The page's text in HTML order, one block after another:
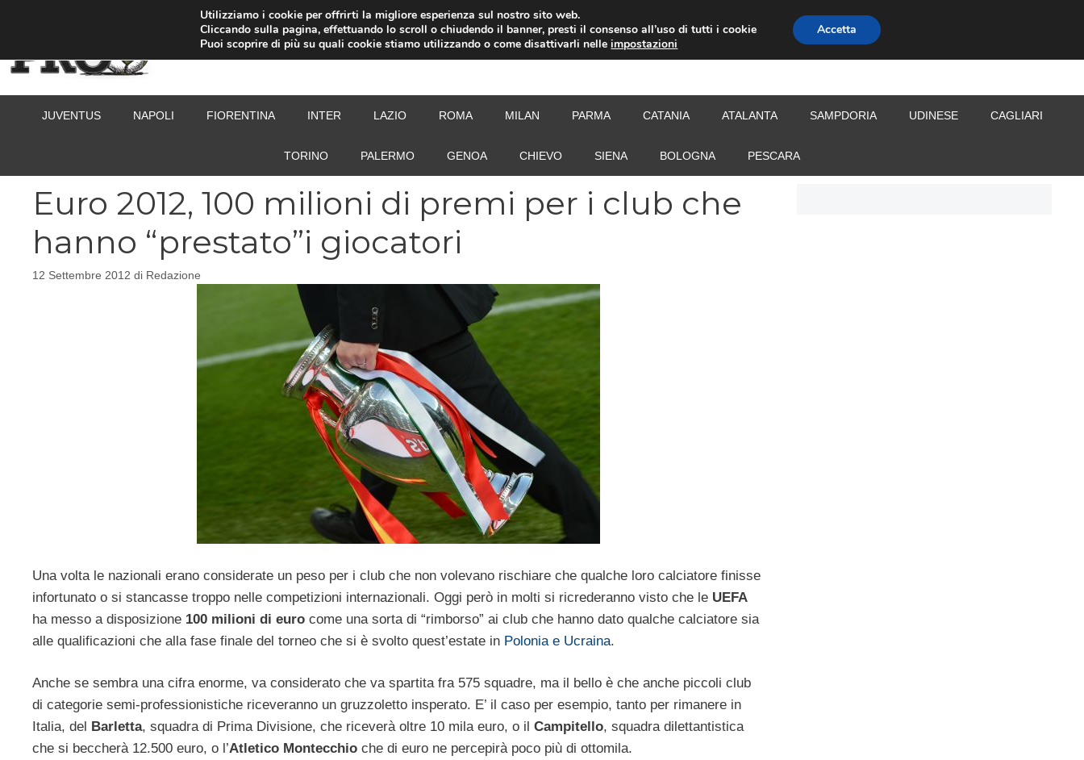
CALCIOMERCATO
JUVENTUS NAPOLI FIORENTINA INTER LAZIO ROMA MILAN PARMA CATANIA ATALANTA SAMPDORIA UDINESE CAGLIARI
TORINO PALERMO GENOA CHIEVO SIENA BOLOGNA PESCARA
Euro 2012, 100 milioni di premi per i club che
hanno “prestato”i giocatori
12 Settembre 2012 di Redazione
Una volta le nazionali erano considerate un peso per i club che non volevano rischiare che qualche loro calciatore finisse
infortunato o si stancasse troppo nelle competizioni internazionali. Oggi però in molti si ricrederanno visto che le UEFA
ha messo a disposizione 100 milioni di euro come una sorta di “rimborso” ai club che hanno dato qualche calciatore sia
alle qualificazioni che alla fase finale del torneo che si è svolto quest’estate in Polonia e Ucraina.
Anche se sembra una cifra enorme, va considerato che va spartita fra 575 squadre, ma il bello è che anche piccoli club
di categorie semi-professionistiche riceveranno un gruzzoletto insperato. E’ il caso per esempio, tanto per rimanere in
Italia, del
Barletta, squadra di Prima Divisione, che riceverà oltre 10 mila euro, o il Campitello, squadra dilettantistica
che si beccherà 12.500 euro, o l’Atletico Montecchio che di euro ne percepirà poco più di ottomila.
Utilizziamo i cookie per offrirti la migliore esperienza sul nostro sito web.
Cliccando sulla pagina, effettuando lo scroll o chiudendo il banner, presti il consenso all’uso di tutti i cookie
Puoi scoprire di più su quali cookie stiamo utilizzando o come disattivarli nelleimpostazioni
Accetta